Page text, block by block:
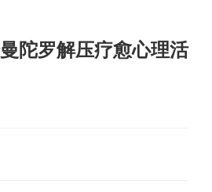
陀罗解压疗愈心理活